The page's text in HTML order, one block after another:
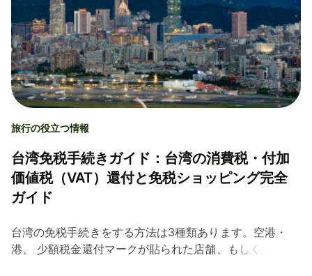
旅行の役立つ情報
台湾免税手続きガイド：台湾の消費税・付加
価値税（VAT）還付と免税ショッピング完全
ガイド
台湾の免税手続きをする方法は3種類あります。空港・
港、 少額税金還付マークが貼られた店舗、もしくは特約